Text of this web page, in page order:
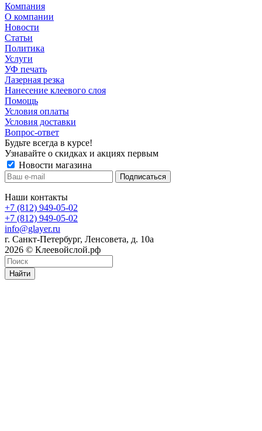
Компания
О компании
Новости
Статьи
Политика
Услуги
УФ печать
Лазерная резка
Нанесение клеевого слоя
Помощь
Условия оплаты
Условия доставки
Вопрос-ответ
Будьте всегда в курсе!
Узнавайте о скидках и акциях первым
Новости магазина
Наши контакты
+7 (812) 949-05-02
+7 (812) 949-05-02
info@glayer.ru
г. Санкт-Петербург, Ленсовета, д. 10а
2026 © Клеевойслой.рф
Найти